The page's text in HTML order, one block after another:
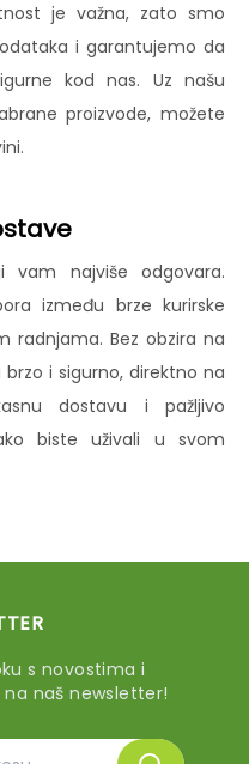
je važna, zato smo
i garantujemo da
kod nas. Uz našu
proizvode, možete
vam najviše odgovara.
između brze kurirske
radnjama. Bez obzira na
i sigurno, direktno na
dostavu i pažljivo
biste uživali u svom
s novostima i
naš newsletter!